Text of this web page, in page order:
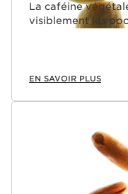
La caféine
visiblement les
EN SAVOIR PLUS